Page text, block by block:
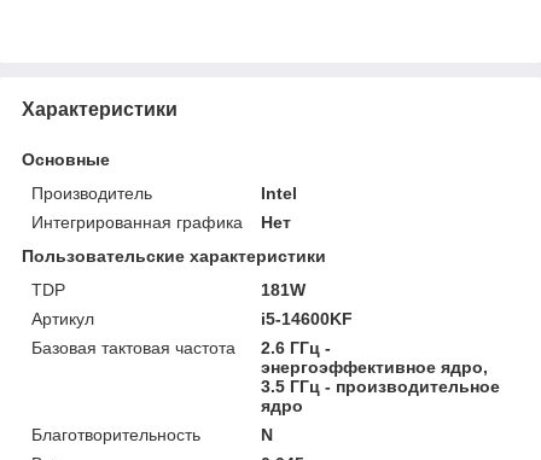
Характеристики
Основные
Производитель
Intel
Интегрированная графика
Нет
Пользовательские характеристики
TDP
181W
Артикул
i5-14600KF
Базовая тактовая частота
2.6 ГГц -
энергоэффективное ядро,
3.5 ГГц - производительное
ядро
Благотворительность
N